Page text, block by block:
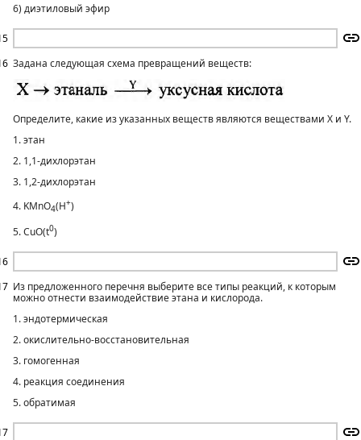
6) диэтиловый эфир
Задана следующая схема превращений веществ:
Определите, какие из указанных веществ являются веществами X и Y.
1. этан
2. 1,1-дихлорэтан
3. 1,2-дихлорэтан
4. KMnO4(H+)
5. CuO(t0)
Из предложенного перечня выберите все типы реакций, к которым
можно отнести взаимодействие этана и кислорода.
1. эндотермическая
2. окислительно-восстановительная
3. гомогенная
4. реакция соединения
5. обратимая